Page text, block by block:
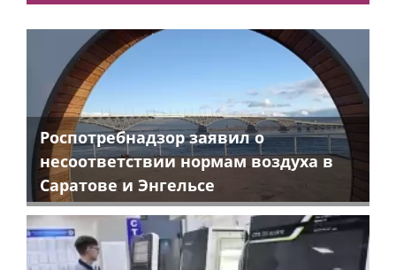
Роспотребнадзор заявил о
несоответствии нормам воздуха в
Саратове и Энгельсе